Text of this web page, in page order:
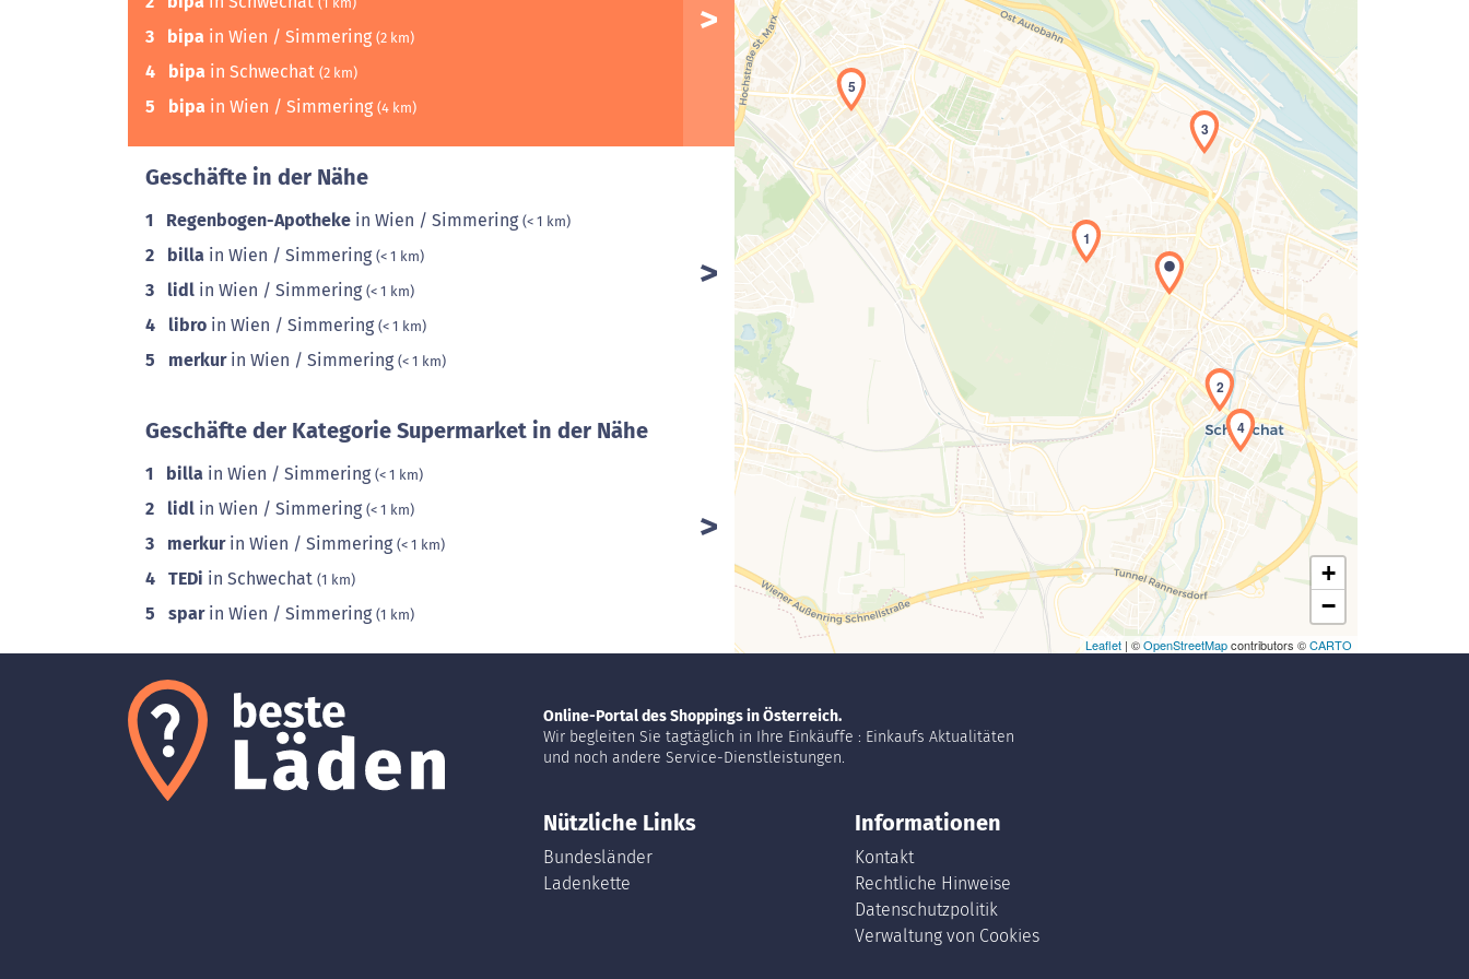
3 bipa in Wien / Simmering (2 km)
4 bipa in Schwechat (2 km)
5 bipa in Wien / Simmering (4 km)
Geschäfte in der Nähe
1 Regenbogen-Apotheke in Wien / Simmering (< 1 km)
2 billa in Wien / Simmering (< 1 km)
3 lidl in Wien / Simmering (< 1 km)
4 libro in Wien / Simmering (< 1 km)
5 merkurin Wien / Simmering (< 1 km)
Geschäfte der Kategorie Supermarket in der Nähe
1 billa in Wien / Simmering (< 1 km)
2 lidl in Wien / Simmering (< 1 km)
3 merkurin Wien / Simmering (< 1 km)
4 TEDi in Schwechat (1 km)
5 sparin Wien / Simmering (1 km)
Laden der Karte...
1
2
3
4
5
+
−
Leaflet | ©OpenStreetMapcontributors ©CARTO
Online-Portal des Shoppings in Österreich.
Wir begleiten Sie tagtäglich in Ihre Einkäuffe : Einkaufs Aktualitäten
und noch andere Service-Dienstleistungen.
Nützliche Links
Bundesländer
Ladenkette
Informationen
Kontakt
Rechtliche Hinweise
Datenschutzpolitik
Verwaltung von Cookies